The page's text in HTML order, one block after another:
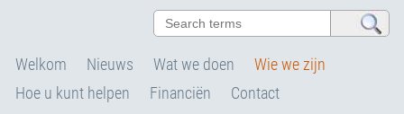
Welkom Nieuws Wat we doen
Wie we zijn
Hoe u kunt helpen
Financiën Contact